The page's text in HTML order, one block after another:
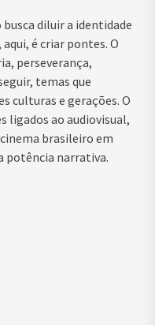
diluir a identidade
é criar pontes. O
perseverança,
temas que
culturas e gerações. O
ligados ao audiovisual,
brasileiro em
potência narrativa.